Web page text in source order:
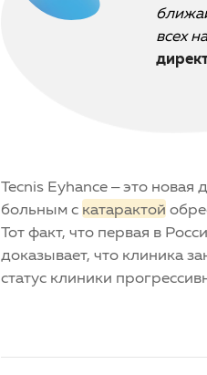
всех
Tecnis Eyhance – это
больным c катарактой
Тот факт, что первая в
доказывает, что клиника
статус клиники